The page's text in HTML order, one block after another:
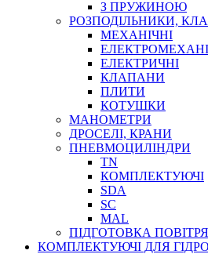
З ПРУЖИНОЮ
РОЗПОДІЛЬНИКИ,
МЕХАНІЧНІ
ЕЛЕКТРИЧНІ
КЛАПАНИ
ПЛИТИ
КОТУШКИ
МАНОМЕТРИ
ДРОСЕЛІ, КРАНИ
ПНЕВМОЦИЛІНДРИ
TN
КОМПЛЕКТУЮЧІ
SDA
SC
MAL
ПІДГОТОВКА ПОВІТРЯ
КОМПЛЕКТУЮЧІ ДЛЯ